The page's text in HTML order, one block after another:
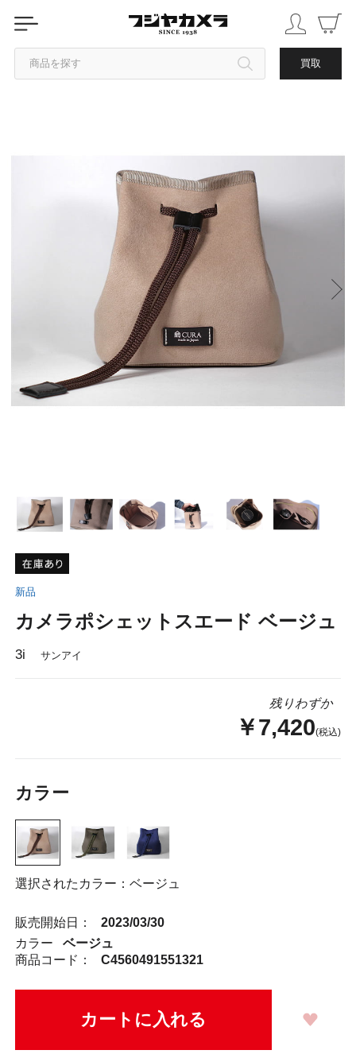
商品を探す 買取
新品
カメラポシェットスエード ベージュ
3i サンアイ
残りわずか
￥7,420(税込)
カラー
選択されたカラー：ベージュ
販売開始日：
2023/03/30
カラー
ベージュ
商品コード：
C4560491551321